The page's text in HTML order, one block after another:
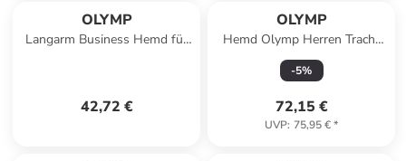
OLYMP
Langarm Business Hemd für
42,72 €
OLYMP
Hemd Olymp Herren Tracht
regular fit in Weiß
-5%
72,15 €
UVP: 75,95 €*